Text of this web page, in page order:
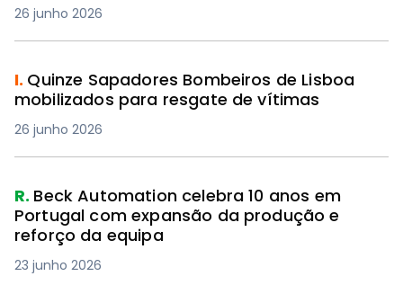
26 junho 2026
I. Quinze Sapadores Bombeiros de Lisboa
mobilizados para resgate de vítimas
26 junho 2026
R. Beck Automation celebra 10 anos em
Portugal com expansão da produção e
reforço da equipa
23 junho 2026